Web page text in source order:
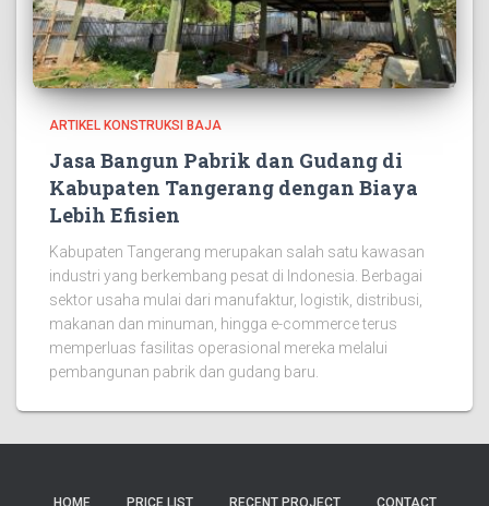
ARTIKEL KONSTRUKSI BAJA
Jasa Bangun Pabrik dan Gudang di
Kabupaten Tangerang dengan Biaya
Lebih Efisien
Kabupaten Tangerang merupakan salah satu kawasan
industri yang berkembang pesat di Indonesia. Berbagai
sektor usaha mulai dari manufaktur, logistik, distribusi,
makanan dan minuman, hingga e-commerce terus
memperluas fasilitas operasional mereka melalui
pembangunan pabrik dan gudang baru.
HOME PRICE LIST RECENT PROJECT CONTACT